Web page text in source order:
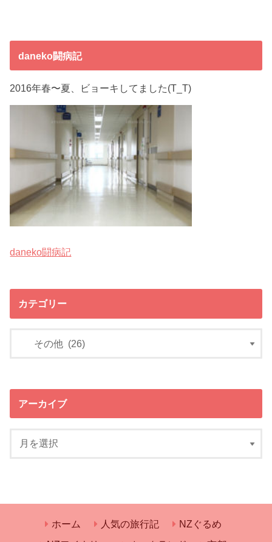
daneko闘病記
2016年春〜夏、ビョーキしてました(T_T)
daneko闘病記
カテゴリー
アーカイブ
ホーム 人気の旅行記
NZぐるめ